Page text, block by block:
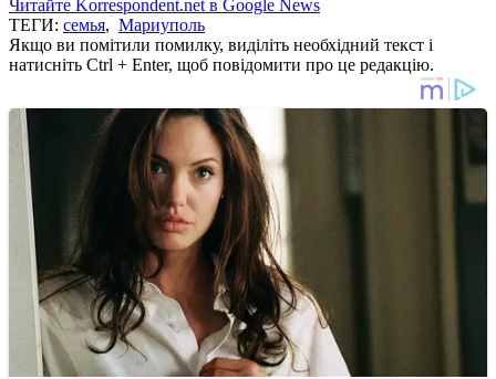
Читайте Korrespondent.net в Google News
ТЕГИ: семья, Мариуполь
Якщо ви помітили помилку, виділіть необхідний текст і
натисніть Ctrl + Enter, щоб повідомити про це редакцію.